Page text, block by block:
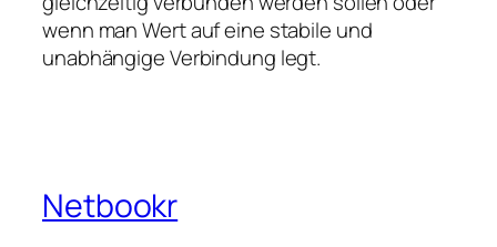
wenn man Wert auf eine stabile und
unabhängige Verbindung legt.
Netbookr